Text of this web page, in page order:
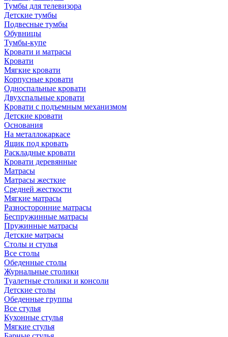
Тумбы для телевизора
Детские тумбы
Подвесные тумбы
Обувницы
Тумбы-купе
Кровати и матрасы
Кровати
Мягкие кровати
Корпусные кровати
Односпальные кровати
Двухспальные кровати
Кровати с подъемным механизмом
Детские кровати
Основания
На металлокаркасе
Ящик под кровать
Раскладные кровати
Кровати деревянные
Матрасы
Матрасы жесткие
Средней жесткости
Мягкие матрасы
Разносторонние матрасы
Беспружинные матрасы
Пружинные матрасы
Детские матрасы
Столы и стулья
Все столы
Обеденные столы
Журнальные столики
Туалетные столики и консоли
Детские столы
Обеденные группы
Все стулья
Кухонные стулья
Мягкие стулья